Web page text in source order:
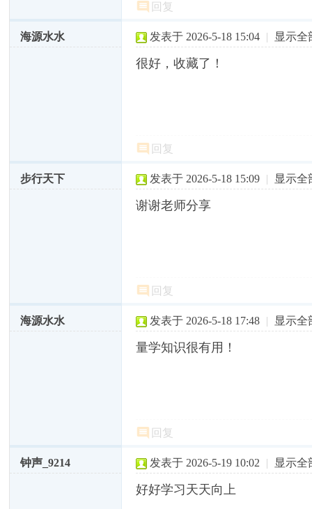
回复
海源水水 发表于 2026-5-18 15:04 | 显示全
很好，收藏了！
回复
步行天下 发表于 2026-5-18 15:09 | 显示全
谢谢老师分享
回复
海源水水 发表于 2026-5-18 17:48 | 显示全
量学知识很有用！
回复
钟声_9214 发表于 2026-5-19 10:02 | 显示全
好好学习天天向上